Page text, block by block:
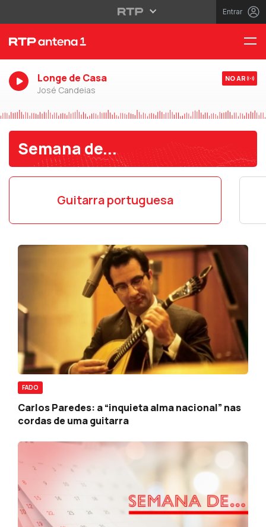
Entrar
Longe de Casa
José Candeias
NO AR
Semana de...
Guitarra portuguesa
FADO
Carlos Paredes: a “inquieta alma nacional” nas
cordas de uma guitarra